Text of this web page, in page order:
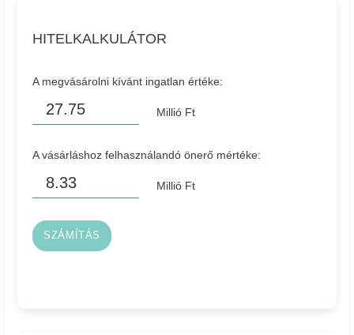
HITELKALKULÁTOR
A megvásárolni kívánt ingatlan értéke:
Millió Ft
A vásárláshoz felhasználandó önerő mértéke:
Millió Ft
SZÁMÍTÁS